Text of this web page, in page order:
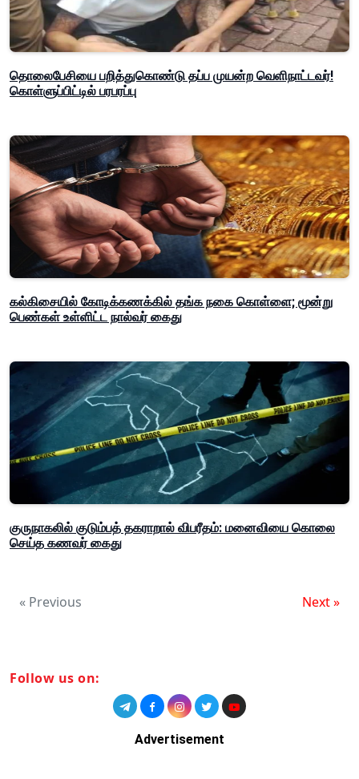
தொலைபேசியை பறித்துகொண்டு தப்ப முயன்ற வெளிநாட்டவர்!
கொள்ளுப்பிட்டில் பரபரப்பு
கல்கிசையில் கோடிக்கணக்கில் தங்க நகை கொள்ளை; மூன்று
பெண்கள் உள்ளிட்ட நால்வர் கைது
குருநாகலில் குடும்பத் தகராறால் விபரீதம்: மனைவியை கொலை
செய்த கணவர் கைது
« Previous Next »
Follow us on:
Advertisement